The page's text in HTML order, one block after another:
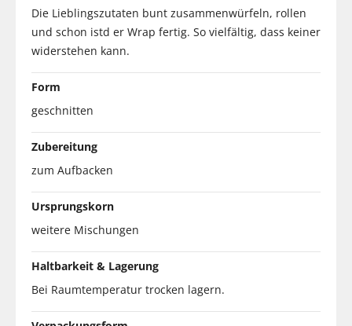
Die Lieblingszutaten bunt zusammenwürfeln, rollen
und schon istd er Wrap fertig. So vielfältig, dass keiner
widerstehen kann.
Form
geschnitten
Zubereitung
zum Aufbacken
Ursprungskorn
weitere Mischungen
Haltbarkeit & Lagerung
Bei Raumtemperatur trocken lagern.